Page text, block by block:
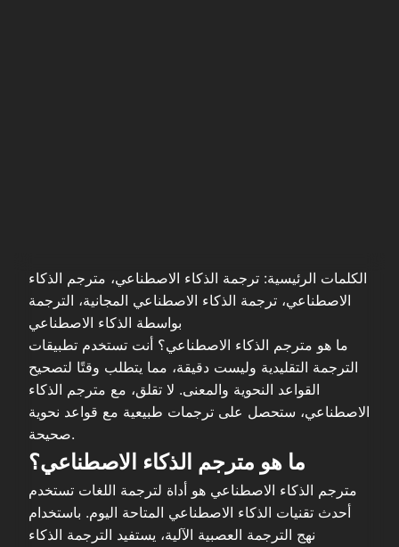
الكلمات الرئيسية: ترجمة الذكاء الاصطناعي، مترجم الذكاء
الاصطناعي، ترجمة الذكاء الاصطناعي المجانية، الترجمة
بواسطة الذكاء الاصطناعي
ما هو مترجم الذكاء الاصطناعي؟ أنت تستخدم تطبيقات
الترجمة التقليدية وليست دقيقة، مما يتطلب وقتًا لتصحيح
القواعد النحوية والمعنى. لا تقلق، مع مترجم الذكاء
الاصطناعي، ستحصل على ترجمات طبيعية مع قواعد نحوية
صحيحة.
ما هو مترجم الذكاء الاصطناعي؟
مترجم الذكاء الاصطناعي هو أداة لترجمة اللغات تستخدم
أحدث تقنيات الذكاء الاصطناعي المتاحة اليوم. باستخدام
نهج الترجمة العصبية الآلية، يستفيد الترجمة الذكاء